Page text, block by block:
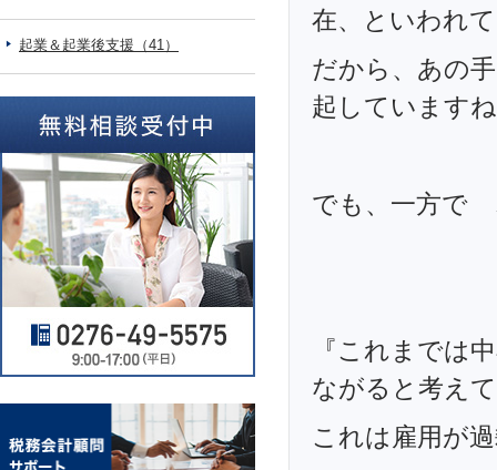
在、といわれ
だから、あの
起しています
でも、一方で
『これまでは
ながると考え
これは雇用が
起業＆起業後支援（41）